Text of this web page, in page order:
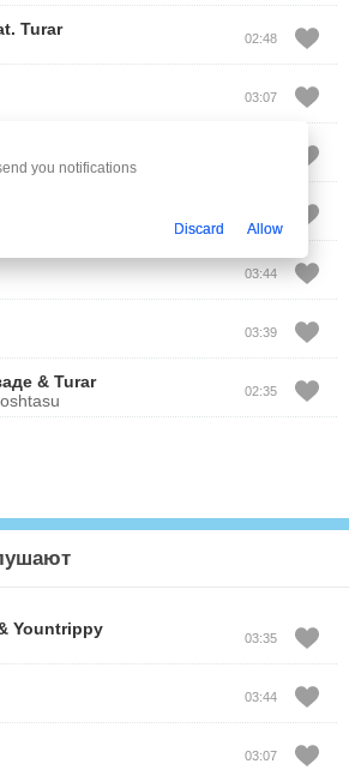
Turar
02:48
03:07
03:44
03:39
& Turar
02:35
Yountrippy
03:35
03:44
03:07
you notifications
Discard Allow